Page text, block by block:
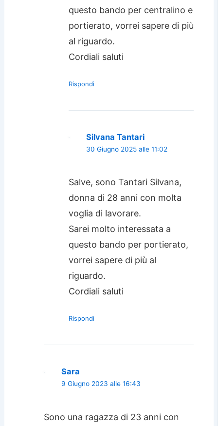
questo bando per centralino e
portierato, vorrei sapere di più
al riguardo.
Cordiali saluti
Rispondi
Silvana Tantari
30 Giugno 2025 alle 11:02
Salve, sono Tantari Silvana,
donna di 28 anni con molta
voglia di lavorare.
Sarei molto interessata a
questo bando per portierato,
vorrei sapere di più al
riguardo.
Cordiali saluti
Rispondi
Sara
9 Giugno 2023 alle 16:43
Sono una ragazza di 23 anni con